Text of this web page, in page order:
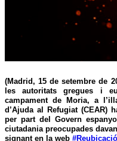
(Madrid, 15 de setembre de
les autoritats gregues i
campament de Moria, a
d’Ajuda al Refugiat (CEAR)
per part del Govern
ciutadania preocupades
signant en la web